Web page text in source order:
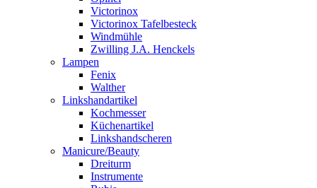
Victorinox
Victorinox Tafelbesteck
Windmühle
Zwilling J.A. Henckels
Lampen
Fenix
Walther
Linkshandartikel
Kochmesser
Küchenartikel
Linkshandscheren
Manicure/Beauty
Dreiturm
Instrumente